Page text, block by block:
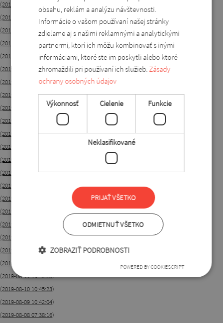
(2019-09-10 11:46:12)
(2019-09-10 11:36:55)
(2019-09-01 13:37:19)
(2019-08-30 13:34:40)
(2019-08-28 13:31:30)
(2019-08-27 13:29:31)
(2019-08-26 13:26:31)
(2019-08-25 13:23:24)
(2019-08-24 13:14:36)
(2019-08-23 12:41:53)
(2019-08-22 12:39:20)
(2019-08-21 12:37:08)
(2019-08-20 12:34:36)
(2019-08-19 12:31:16)
(2019-08-18 12:24:19)
(2019-08-17 11:17:48)
(2019-08-16 11:13:13)
(2019-08-15 11:09:11)
(2019-08-14 11:06:17)
(2019-08-13 11:03:08)
(2019-08-12 10:59:37)
(2019-08-11 10:49:28)
(2019-08-10 10:45:23)
(2019-08-09 10:42:04)
(2019-08-08 07:38:16)
obsahu, reklám a analýzu návštevnosti.
Informácie o vašom používaní našej stránky
zdieľame aj s našimi reklamnými a analytickými
partnermi, ktorí ich môžu kombinovať s inými
informáciami, ktoré ste im poskytli alebo ktoré
zhromaždili pri používaní ich služieb.Zásady
ochrany osobných údajov
Výkonnosť Cielenie Funkcie
Neklasifikované
PRIJAŤ VŠETKO
ODMIETNUŤ VŠETKO
ZOBRAZIŤ PODROBNOSTI
POWERED BY COOKIESCRIPT